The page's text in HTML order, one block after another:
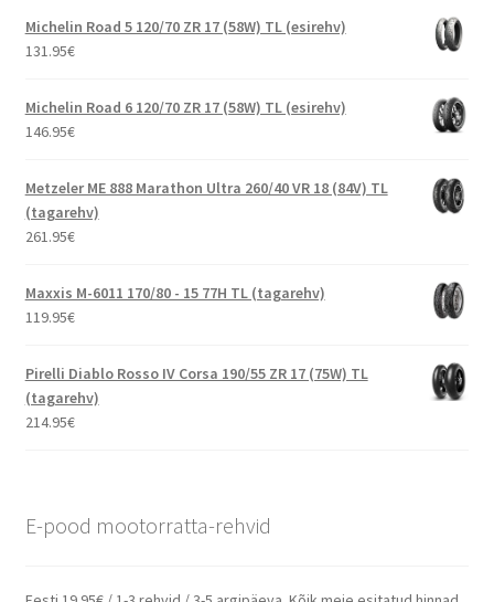
Michelin Road 5 120/70 ZR 17 (58W) TL (esirehv)
131.95€
Michelin Road 6 120/70 ZR 17 (58W) TL (esirehv)
146.95€
Metzeler ME 888 Marathon Ultra 260/40 VR 18 (84V) TL
(tagarehv)
261.95€
Maxxis M-6011 170/80 - 15 77H TL (tagarehv)
119.95€
Pirelli Diablo Rosso IV Corsa 190/55 ZR 17 (75W) TL
(tagarehv)
214.95€
E-pood mootorratta-rehvid